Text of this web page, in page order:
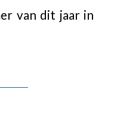
van dit jaar in